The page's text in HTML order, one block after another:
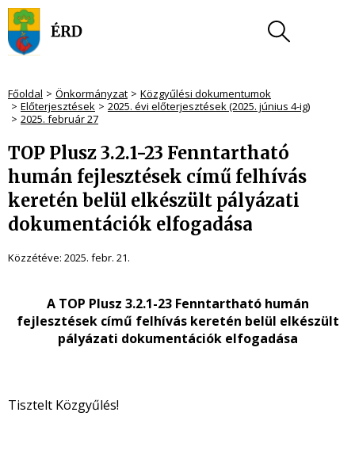
Főoldal Önkormányzat
Közgyűlési dokumentumok
Előterjesztések
2025. évi előterjesztések (2025. június 4-ig)
2025. február 27
TOP Plusz 3.2.1-23 Fenntartható
humán fejlesztések című felhívás
keretén belül elkészült pályázati
dokumentációk elfogadása
Közzétéve: 2025. febr. 21.
A TOP Plusz 3.2.1-23 Fenntartható humán
fejlesztések című felhívás keretén belül elkészült
pályázati dokumentációk elfogadása
Tisztelt Közgyűlés!